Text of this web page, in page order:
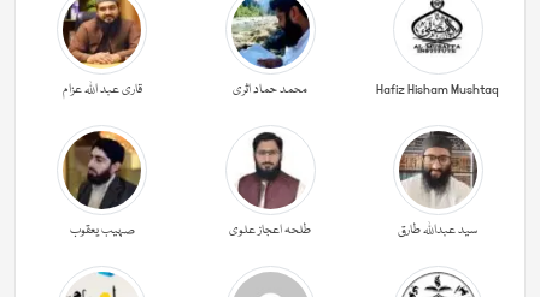
Hafiz Hisham Mushtaq محمد حماد اثری قاری عبد اللہ عزام
سید عبداللہ طارق طلحہ اعجاز علوی صہیب یعقوب